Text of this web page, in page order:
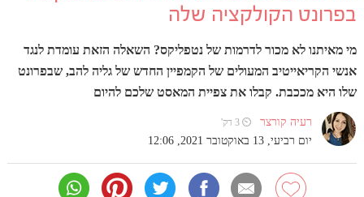
בפרונט הקולקציה שלה
מי מאיתנו לא מכור לדרמות של נטפליקס? השאלה הזאת עומדת לנגד
אנשי הקריאייטיב המעולים של הקמפיין החדש של גליה להב, שבפרונט
שלו היא מככבת. קבלו את צפיית המאסט שלכם להיום
רעיה קורצר ⏲ 3 דק'
יום רביעי, 13 באוקטובר 2021, 12:06